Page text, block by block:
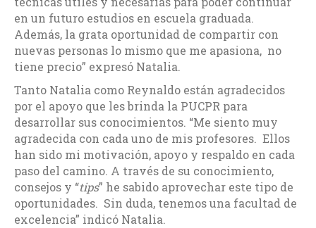
en un futuro estudios en escuela graduada.
Además, la grata oportunidad de compartir con
nuevas personas lo mismo que me apasiona, no
tiene precio” expresó Natalia.
Tanto Natalia como Reynaldo están agradecidos
por el apoyo que les brinda la PUCPR para
desarrollar sus conocimientos. “Me siento muy
agradecida con cada uno de mis profesores. Ellos
han sido mi motivación, apoyo y respaldo en cada
paso del camino. A través de su conocimiento,
consejos y “tips” he sabido aprovechar este tipo de
oportunidades. Sin duda, tenemos una facultad de
excelencia” indicó Natalia.